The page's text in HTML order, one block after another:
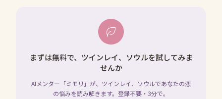
まずは無料で、ツインレイ、ソウルを試してみま
せんか
AIメンター「ミモリ」が、ツインレイ、ソウルであなたの恋
の悩みを読み解きます。登録不要・3分で。